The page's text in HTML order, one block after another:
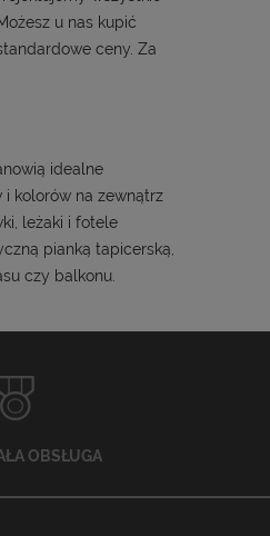
u nas kupić
ceny. Za
idealne
kolorów na zewnątrz
leżaki i fotele
pianką tapicerską,
czy balkonu.
OBSŁUGA